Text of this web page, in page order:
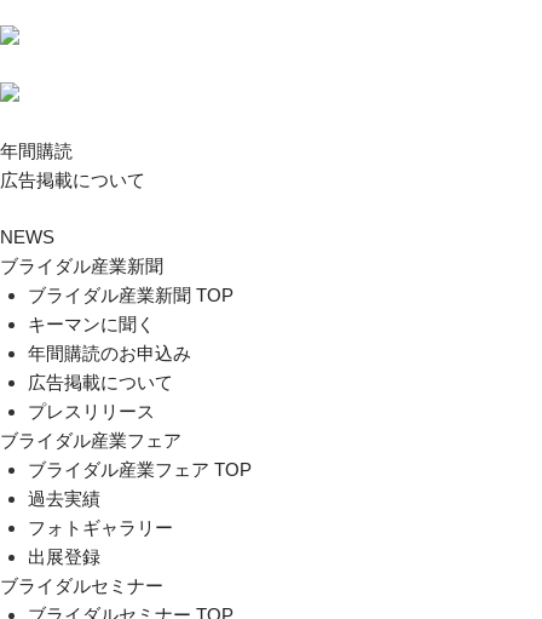
年間購読
広告掲載について
NEWS
ブライダル産業新聞
ブライダル産業新聞 TOP
キーマンに聞く
年間購読のお申込み
広告掲載について
プレスリリース
ブライダル産業フェア
ブライダル産業フェア TOP
過去実績
フォトギャラリー
出展登録
ブライダルセミナー
ブライダルセミナー TOP